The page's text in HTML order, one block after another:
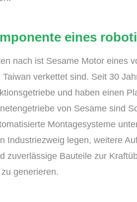
eines
nach ist Sesame Motor eines
verkettet sind. Seit 30
und haben einen
von Sesame sind
Montagesysteme
Industriezweig legen, weitere
zuverlässige Bauteile zur
generieren.